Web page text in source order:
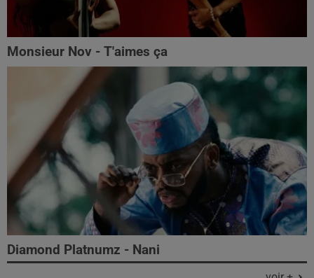
Monsieur Nov - T'aimes ça
Diamond Platnumz - Nani